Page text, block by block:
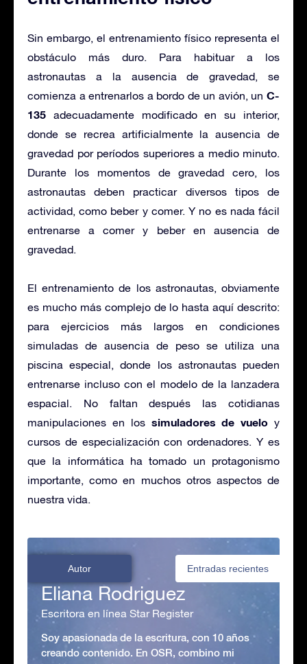
Sin embargo, el entrenamiento físico representa el
obstáculo más duro. Para habituar a los
astronautas a la ausencia de gravedad, se
comienza a entrenarlos a bordo de un avión, un C-
135 adecuadamente modificado en su interior,
donde se recrea artificialmente la ausencia de
gravedad por períodos superiores a medio minuto.
Durante los momentos de gravedad cero, los
astronautas deben practicar diversos tipos de
actividad, como beber y comer. Y no es nada fácil
entrenarse a comer y beber en ausencia de
gravedad.
El entrenamiento de los astronautas, obviamente
es mucho más complejo de lo hasta aquí descrito:
para ejercicios más largos en condiciones
simuladas de ausencia de peso se utiliza una
piscina especial, donde los astronautas pueden
entrenarse incluso con el modelo de la lanzadera
espacial. No faltan después las cotidianas
manipulaciones en los simuladores de vuelo y
cursos de especialización con ordenadores. Y es
que la informática ha tomado un protagonismo
importante, como en muchos otros aspectos de
nuestra vida.
Autor Entradas recientes
Eliana Rodriguez
Escritora en línea Star Register
Soy apasionada de la escritura, con 10 años
creando contenido. En OSR, combino mi